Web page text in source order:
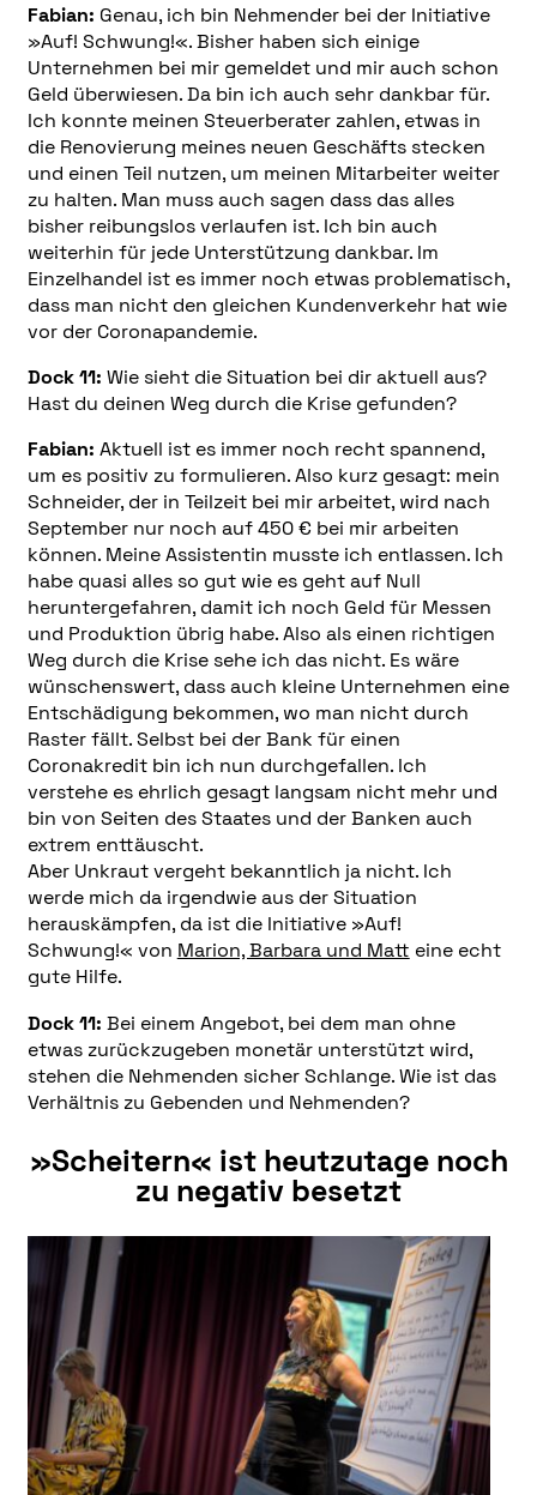
Fabian: Genau, ich bin Nehmender bei der Initiative
»Auf! Schwung!«. Bisher haben sich einige
Unternehmen bei mir gemeldet und mir auch schon
Geld überwiesen. Da bin ich auch sehr dankbar für.
Ich konnte meinen Steuerberater zahlen, etwas in
die Renovierung meines neuen Geschäfts stecken
und einen Teil nutzen, um meinen Mitarbeiter weiter
zu halten. Man muss auch sagen dass das alles
bisher reibungslos verlaufen ist. Ich bin auch
weiterhin für jede Unterstützung dankbar. Im
Einzelhandel ist es immer noch etwas problematisch,
dass man nicht den gleichen Kundenverkehr hat wie
vor der Coronapandemie.
Dock 11: Wie sieht die Situation bei dir aktuell aus?
Hast du deinen Weg durch die Krise gefunden?
Fabian: Aktuell ist es immer noch recht spannend,
um es positiv zu formulieren. Also kurz gesagt: mein
Schneider, der in Teilzeit bei mir arbeitet, wird nach
September nur noch auf 450 € bei mir arbeiten
können. Meine Assistentin musste ich entlassen. Ich
habe quasi alles so gut wie es geht auf Null
heruntergefahren, damit ich noch Geld für Messen
und Produktion übrig habe. Also als einen richtigen
Weg durch die Krise sehe ich das nicht. Es wäre
wünschenswert, dass auch kleine Unternehmen eine
Entschädigung bekommen, wo man nicht durch
Raster fällt. Selbst bei der Bank für einen
Coronakredit bin ich nun durchgefallen. Ich
verstehe es ehrlich gesagt langsam nicht mehr und
bin von Seiten des Staates und der Banken auch
extrem enttäuscht.
Aber Unkraut vergeht bekanntlich ja nicht. Ich
werde mich da irgendwie aus der Situation
herauskämpfen, da ist die Initiative »Auf!
Schwung!« von Marion, Barbara und Matt eine echt
gute Hilfe.
Dock 11: Bei einem Angebot, bei dem man ohne
etwas zurückzugeben monetär unterstützt wird,
stehen die Nehmenden sicher Schlange. Wie ist das
Verhältnis zu Gebenden und Nehmenden?
»Scheitern« ist heutzutage noch
zu negativ besetzt